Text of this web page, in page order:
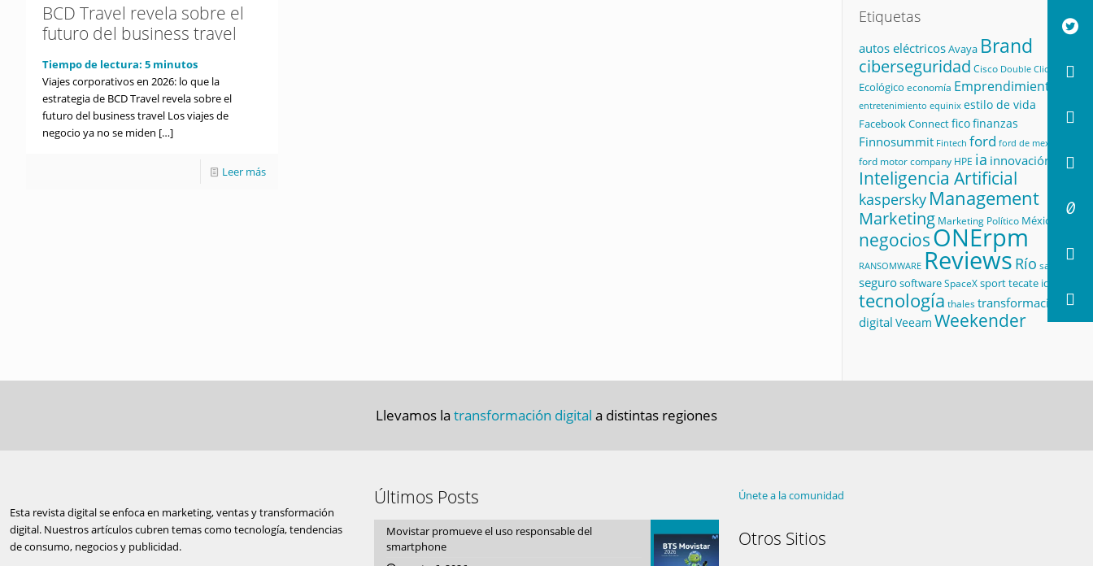
BCD Travel revela sobre el
futuro del business travel
Tiempo de lectura: 5 minutos
Viajes corporativos en 2026: lo que la
estrategia de BCD Travel revela sobre el
futuro del business travel Los viajes de
negocio ya no se miden […]
Leer más
Etiquetas
autos eléctricosAvaya Brand
ciberseguridad Cisco Double Click
Ecológico economía Emprendimiento
entretenimiento equinix estilo de vida
Facebook Connectficofinanzas
Finnosummit Fintech ford ford de mexico
ford motor company HPE ia innovación
Inteligencia Artificial
kaspersky Management
Marketing Marketing Político México
negociosONErpm
RANSOMWARE Reviews Río salud
segurosoftwareSpaceXsporttecate id
tecnología thalestransformación
digital Veeam Weekender
Llevamos la transformación digital a distintas regiones
Esta revista digital se enfoca en marketing, ventas y transformación
digital. Nuestros artículos cubren temas como tecnología, tendencias
de consumo, negocios y publicidad.
Últimos Posts
Movistar promueve el uso responsable del
smartphone
Únete a la comunidad
Otros Sitios